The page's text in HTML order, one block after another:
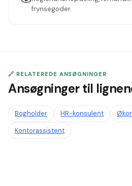
frynsegoder.
🔗 RELATEREDE ANSØGNINGER
Ansøgninger til
Bogholder HR-konsulent
Kontorassistent